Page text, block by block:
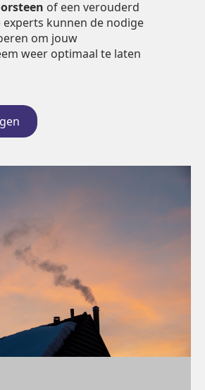
of een verouderd
experts kunnen de nodige
om jouw
weer optimaal te laten